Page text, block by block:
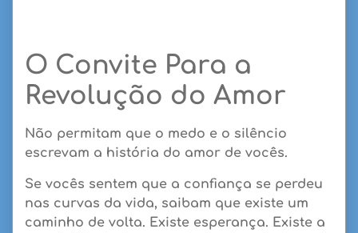
O Convite Para a
Revolução do Amor
Não permitam que o medo e o silêncio
escrevam a história do amor de vocês.
Se vocês sentem que a confiança se perdeu
nas curvas da vida, saibam que existe um
caminho de volta. Existe esperança. Existe a